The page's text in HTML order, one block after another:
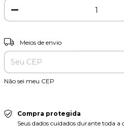
Entregas para o CEP:
Meios de envio
Não sei meu CEP
Compra protegida
Seus dados cuidados durante toda a